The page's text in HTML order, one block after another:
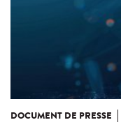
DOCUMENT DE PRESSE